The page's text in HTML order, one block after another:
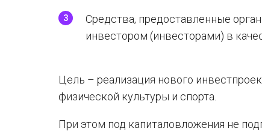
Средства, предоставленные
инвестором (инвесторами) в
Цель – реализация нового
физической культуры и спорта.
При этом под капиталовложения не